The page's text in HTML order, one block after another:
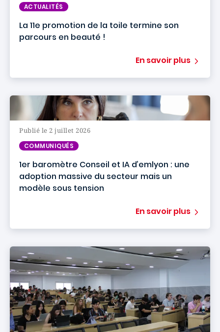
ACTUALITÉS
La 11e promotion de la toile termine son
parcours en beauté !
En savoir plus
Publié le 2 juillet 2026
COMMUNIQUÉS
1er baromètre Conseil et IA d’emlyon : une
adoption massive du secteur mais un
modèle sous tension
En savoir plus